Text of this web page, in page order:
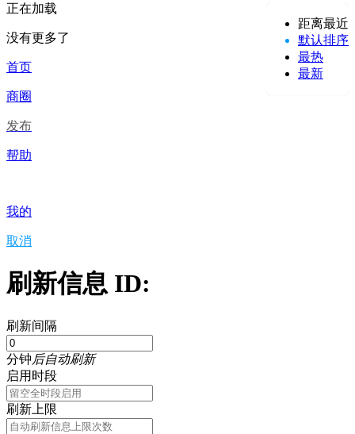
距离最近
默认排序
最热
最新
正在加载
没有更多了
首页
商圈
发布
帮助
我的
取消
刷新信息 ID:
刷新间隔
分钟后自动刷新
启用时段
刷新上限